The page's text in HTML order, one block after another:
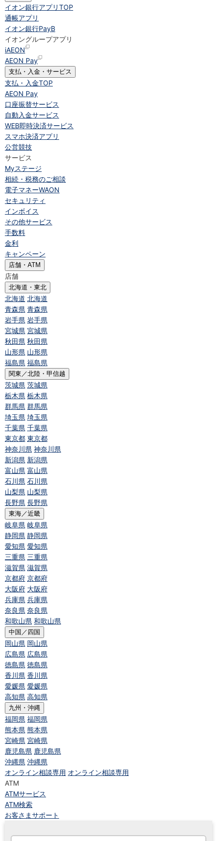
イオン銀行アプリTOP
通帳アプリ
イオン銀行PayB
イオングループアプリ
iAEON
AEON Pay
支払・入金・サービス
支払・入金TOP
AEON Pay
口座振替サービス
自動入金サービス
WEB即時決済サービス
スマホ決済アプリ
公営競技
サービス
Myステージ
相続・税務のご相談
電子マネーWAON
セキュリティ
インボイス
その他サービス
手数料
金利
キャンペーン
店舗・ATM
店舗
北海道・東北
北海道 北海道
青森県 青森県
岩手県 岩手県
宮城県 宮城県
秋田県 秋田県
山形県 山形県
福島県 福島県
関東／北陸・甲信越
茨城県 茨城県
栃木県 栃木県
群馬県 群馬県
埼玉県 埼玉県
千葉県 千葉県
東京都 東京都
神奈川県 神奈川県
新潟県 新潟県
富山県 富山県
石川県 石川県
山梨県 山梨県
長野県 長野県
東海／近畿
岐阜県 岐阜県
静岡県 静岡県
愛知県 愛知県
三重県 三重県
滋賀県 滋賀県
京都府 京都府
大阪府 大阪府
兵庫県 兵庫県
奈良県 奈良県
和歌山県 和歌山県
中国／四国
岡山県 岡山県
広島県 広島県
徳島県 徳島県
香川県 香川県
愛媛県 愛媛県
高知県 高知県
九州・沖縄
福岡県 福岡県
熊本県 熊本県
宮崎県 宮崎県
鹿児島県 鹿児島県
沖縄県 沖縄県
オンライン相談専用 オンライン相談専用
ATM
ATMサービス
ATM検索
お客さまサポート